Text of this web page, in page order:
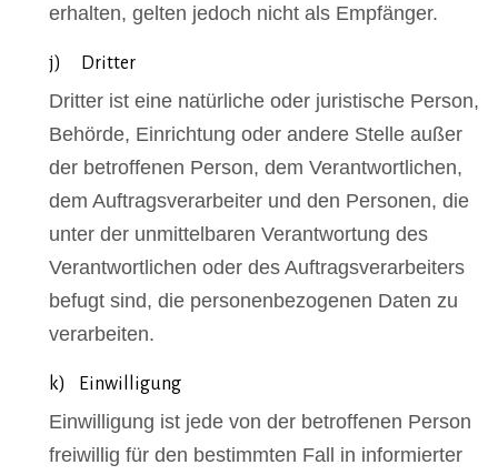
erhalten, gelten jedoch nicht als Empfänger.
j) Dritter
Dritter ist eine natürliche oder juristische Person,
Behörde, Einrichtung oder andere Stelle außer
der betroffenen Person, dem Verantwortlichen,
dem Auftragsverarbeiter und den Personen, die
unter der unmittelbaren Verantwortung des
Verantwortlichen oder des Auftragsverarbeiters
befugt sind, die personenbezogenen Daten zu
verarbeiten.
k) Einwilligung
Einwilligung ist jede von der betroffenen Person
freiwillig für den bestimmten Fall in informierter